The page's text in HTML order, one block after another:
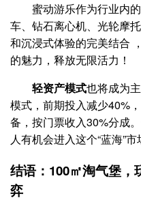
蜜动游乐作为行业内
车、钻石离心机、光轮摩
和沉浸式体验的完美结合
的魅力，释放无限活力！
轻资产模式也将成为
模式，前期投入减少40%
备，按门票收入30%分成
人有机会进入这个“蓝海”市
结语：100㎡淘气堡，
弈